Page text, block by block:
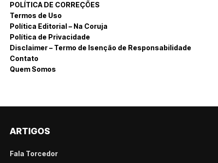
POLÍTICA DE CORREÇÕES
Termos de Uso
Política Editorial – Na Coruja
Política de Privacidade
Disclaimer – Termo de Isenção de Responsabilidade
Contato
Quem Somos
ARTIGOS
Fala Torcedor